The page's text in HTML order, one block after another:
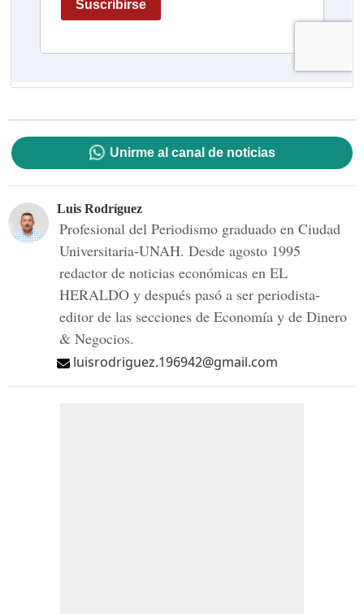
Unirme al canal de noticias
Luis Rodríguez
Profesional del Periodismo graduado en Ciudad
Universitaria-UNAH. Desde agosto 1995
redactor de noticias económicas en EL
HERALDO y después pasó a ser periodista-
editor de las secciones de Economía y de Dinero
& Negocios.
luisrodriguez.196942@gmail.com